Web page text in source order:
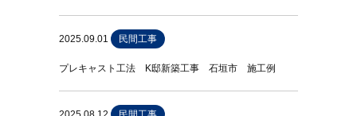
2025.09.01 民間工事
プレキャスト工法 K邸新築工事 石垣市 施工例